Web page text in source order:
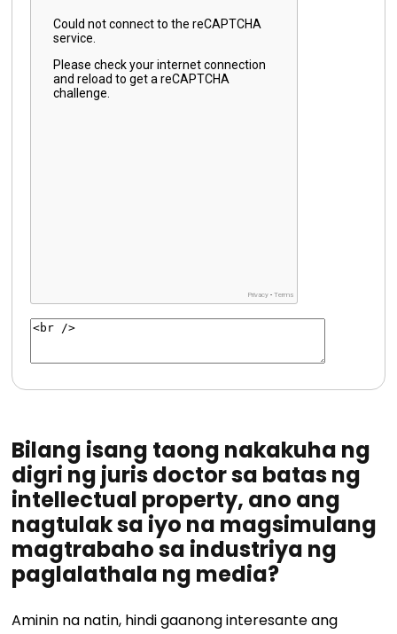
Bilang isang taong nakakuha ng
digri ng juris doctor sa batas ng
intellectual property, ano ang
nagtulak sa iyo na magsimulang
magtrabaho sa industriya ng
paglalathala ng media?
Aminin na natin, hindi gaanong interesante ang